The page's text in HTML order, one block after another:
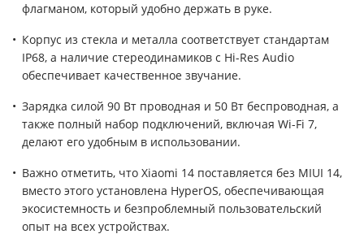
флагманом, который удобно держать в руке.
Корпус из стекла и металла соответствует стандартам
IP68, а наличие стереодинамиков с Hi-Res Audio
обеспечивает качественное звучание.
Зарядка силой 90 Вт проводная и 50 Вт беспроводная, а
также полный набор подключений, включая Wi-Fi 7,
делают его удобным в использовании.
Важно отметить, что Xiaomi 14 поставляется без MIUI 14,
вместо этого установлена HyperOS, обеспечивающая
экосистемность и безпроблемный пользовательский
опыт на всех устройствах.